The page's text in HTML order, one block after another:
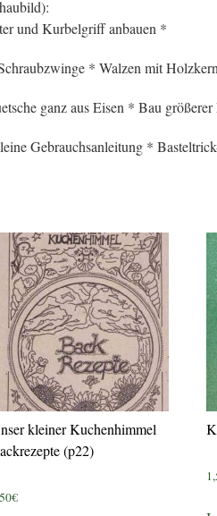
und Kurbelgriff anbauen *
* Walzen mit
ganz aus Eisen * Bau
Gebrauchsanleitung *
kleiner Kuchenhimmel
(p22)
€